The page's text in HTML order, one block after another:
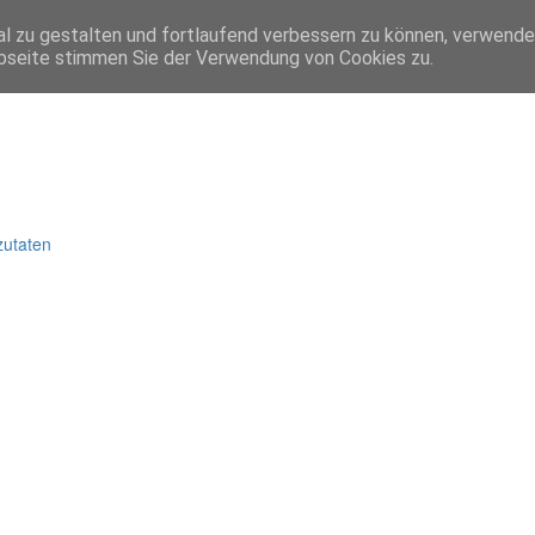
zu gestalten und fortlaufend verbessern zu können,
stimmen Sie der Verwendung von Cookies zu.